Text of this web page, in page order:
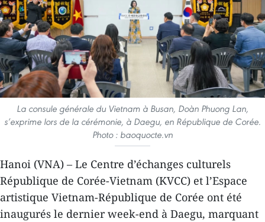
La consule générale du Vietnam à Busan, Doàn Phuong Lan,
s’exprime lors de la cérémonie, à Daegu, en République de Corée.
Photo : baoquocte.vn
Hanoi (VNA) – Le Centre d’échanges culturels
République de Corée-Vietnam (KVCC) et l’Espace
artistique Vietnam-République de Corée ont été
inaugurés le dernier week-end à Daegu, marquant